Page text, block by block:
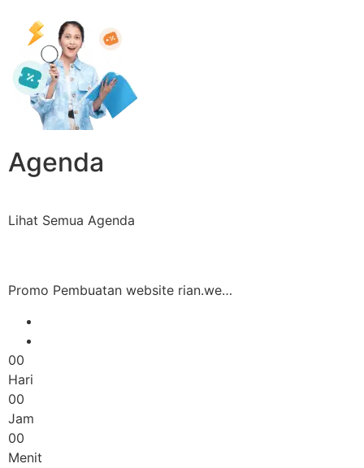
Agenda
Lihat Semua Agenda
Promo Pembuatan website rian.we…
00
Hari
00
Jam
00
Menit